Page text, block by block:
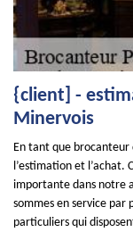
{client] -
Minervois
En tant que
l’estimation et l’achat.
importante dans notre
sommes en service
particuliers qui